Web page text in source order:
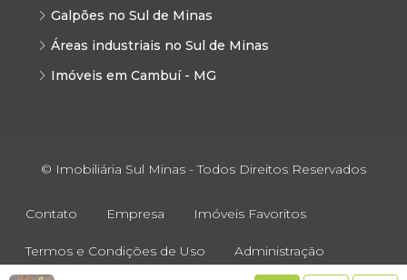
Galpões no Sul de Minas
Áreas industriais no Sul de Minas
Imóveis em Cambuí - MG
© Imobiliária Sul Minas - Todos Direitos Reservados
Contato Empresa Imóveis Favoritos
Termos e Condições de Uso Administração